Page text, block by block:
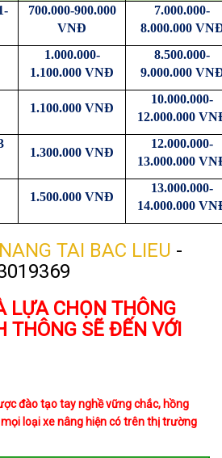
700.000-900.000
VNĐ
7.000.000-
8.000.000
1.000.000-
1.100.000 VNĐ
8.500.000-
9.000.000
1.100.000 VNĐ
10.000.000-
12.000.000
1.300.000 VNĐ
12.000.000-
13.000.000
1.500.000 VNĐ
13.000.000-
14.000.000
TAI BAC LIEU -
LỰA CHỌN THÔNG
THÔNG SẼ ĐẾN VỚI
đào tạo tay nghề vững chắc, hồng
loại xe nâng hiện có trên thị trường